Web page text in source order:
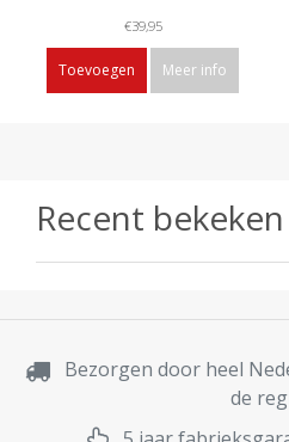
€39,95
Toevoegen Meer info
Recent bekeken
Bezorgen door heel
de